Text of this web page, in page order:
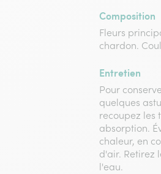
Composition
Fleurs
chardon.
Entretien
Pour
quelques
recoupez les
absorption.
chaleur, en
d'air. Retirez
l'eau.